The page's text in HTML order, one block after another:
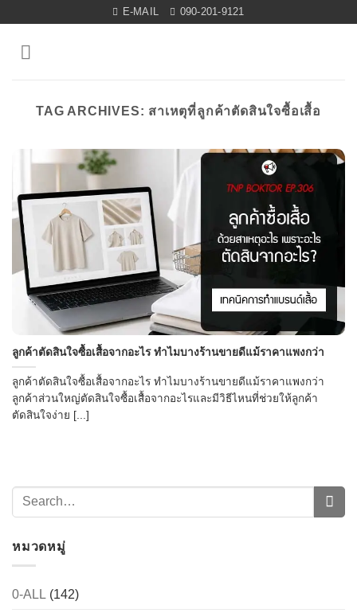
content
E-MAIL 090-201-9121
TAG ARCHIVES: สาเหตุที่ลูกค้าตัดสินใจซื้อเสื้อ
ลูกค้าตัดสินใจซื้อเสื้อจากอะไร ทำไมบางร้านขายดีแม้ราคาแพงกว่า
ลูกค้าตัดสินใจซื้อเสื้อจากอะไร ทำไมบางร้านขายดีแม้ราคาแพงกว่า
ลูกค้าส่วนใหญ่ตัดสินใจซื้อเสื้อจากอะไรและมีวิธีไหนที่ช่วยให้ลูกค้า
ตัดสินใจง่าย [...]
หมวดหมู่
0-ALL (142)